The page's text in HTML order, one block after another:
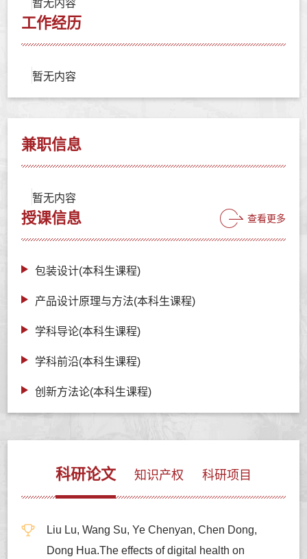
暂无内容
工作经历
暂无内容
兼职信息
暂无内容
授课信息 查看更多
包装设计(本科生课程)
产品设计原理与方法(本科生课程)
学科导论(本科生课程)
学科前沿(本科生课程)
创新方法论(本科生课程)
科研论文 知识产权 科研项目
Liu Lu, Wang Su, Ye Chenyan, Chen Dong,
Dong Hua.The effects of digital health on